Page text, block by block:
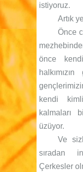
istiyoruz.
Artık
Önce
önce
kendi
kalmaları
üzüyor.
Ve
sıradan
Çerkesler